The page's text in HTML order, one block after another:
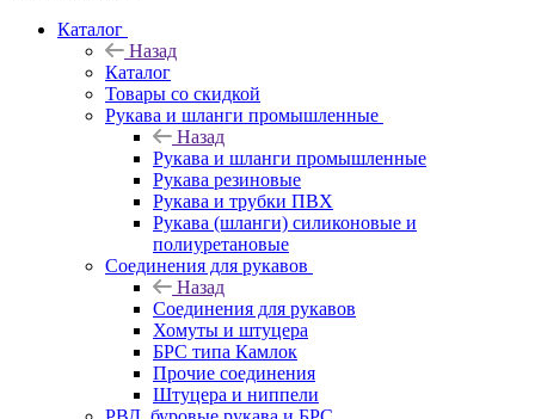
Каталог
Назад
Каталог
Товары со скидкой
Рукава и шланги промышленные
Назад
Рукава и шланги промышленные
Рукава резиновые
Рукава и трубки ПВХ
Рукава (шланги) силиконовые и
полиуретановые
Соединения для рукавов
Назад
Соединения для рукавов
Хомуты и штуцера
БРС типа Камлок
Прочие соединения
Штуцера и ниппели